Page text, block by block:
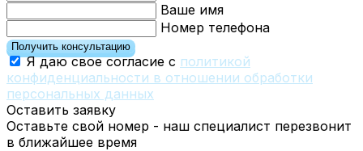
Ваше имя
Номер телефона
Получить консультацию
Я даю свое согласие с политикой
конфиденциальности в отношении обработки
персональных данных
Оставить заявку
Оставьте свой номер - наш специалист перезвонит
в ближайшее время